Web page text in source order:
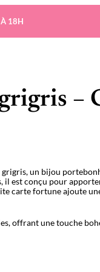
À 18H
–
un bijou
il est conçu pour
carte fortune ajoute
offrant une touche